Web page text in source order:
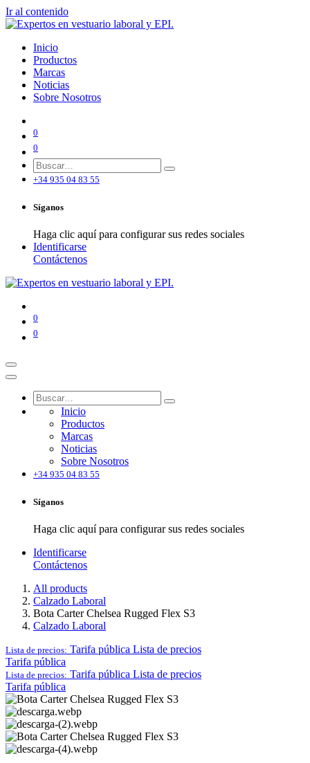
Ir al contenido
Inicio
Productos
Marcas
Noticias
Sobre Nosotros
0
0
+34 935 04 83 55
Síganos
Haga clic aquí para configurar sus redes sociales
Identificarse
Contáctenos
0
0
Inicio
Productos
Marcas
Noticias
Sobre Nosotros
+34 935 04 83 55
Síganos
Haga clic aquí para configurar sus redes sociales
Identificarse
Contáctenos
All products
Calzado Laboral
Bota Carter Chelsea Rugged Flex S3
Calzado Laboral
Lista de precios: Tarifa pública Lista de precios
Tarifa pública
Lista de precios: Tarifa pública Lista de precios
Tarifa pública